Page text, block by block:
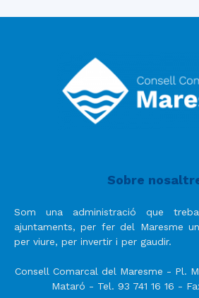
Sobre
Som una administració que
ajuntaments, per fer del Maresme
per viure, per invertir i per gaudir.
Consell Comarcal del Maresme - Pl.
Mataró - Tel. 93 741 16 16 -